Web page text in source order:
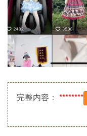
完整内容： ********